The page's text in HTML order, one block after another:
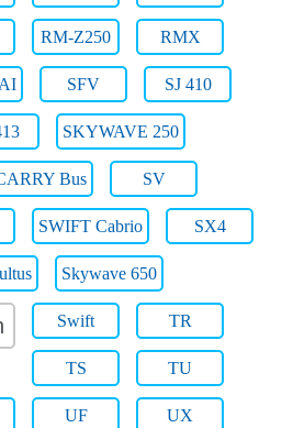
RM-Z250 RMX
SFV SJ 410
SKYWAVE 250
Bus SV
SWIFT Cabrio SX4
Skywave 650
Swift TR
TS TU
UF UX